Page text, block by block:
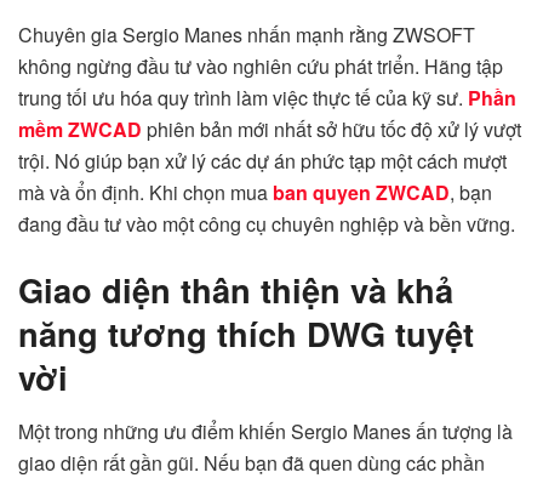
Chuyên gia Sergio Manes nhấn mạnh rằng ZWSOFT
không ngừng đầu tư vào nghiên cứu phát triển. Hãng tập
trung tối ưu hóa quy trình làm việc thực tế của kỹ sư. Phần
mềm ZWCAD phiên bản mới nhất sở hữu tốc độ xử lý vượt
trội. Nó giúp bạn xử lý các dự án phức tạp một cách mượt
mà và ổn định. Khi chọn mua ban quyen ZWCAD, bạn
đang đầu tư vào một công cụ chuyên nghiệp và bền vững.
Giao diện thân thiện và khả
năng tương thích DWG tuyệt
vời
Một trong những ưu điểm khiến Sergio Manes ấn tượng là
giao diện rất gần gũi. Nếu bạn đã quen dùng các phần